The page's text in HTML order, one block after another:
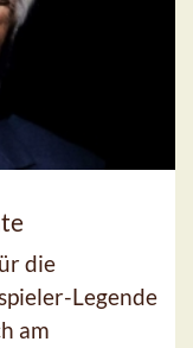
die
Legende
am